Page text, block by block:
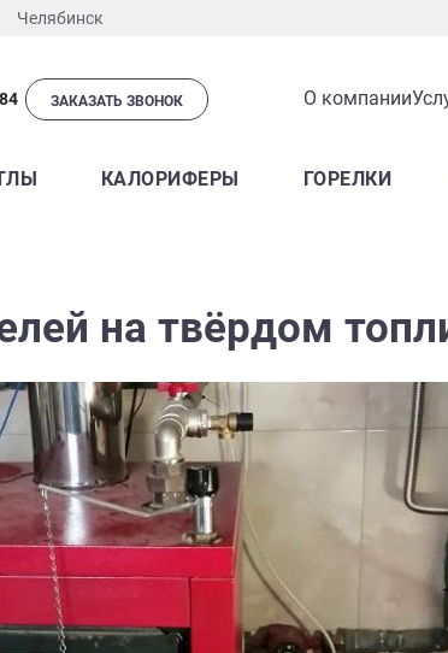
Челябинск
ЗАКАЗАТЬ ЗВОНОК О компании
КАЛОРИФЕРЫ ГОРЕЛКИ
на твёрдом